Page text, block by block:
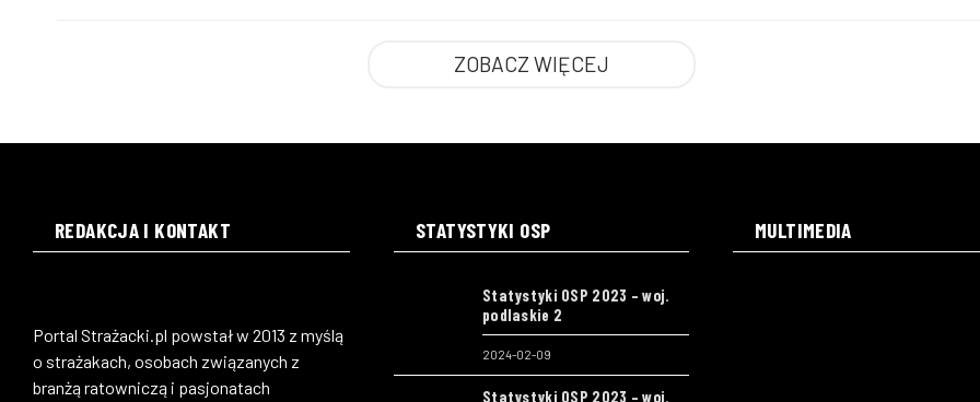
ZOBACZ WIĘCEJ
REDAKCJA I KONTAKT
Portal Strażacki.pl powstał w 2013 z myślą
o strażakach, osobach związanych z
branżą ratowniczą i pasjonatach
STATYSTYKI OSP
Statystyki OSP 2023 – woj.
podlaskie 2
2024-02-09
Statystyki OSP 2023 – woj.
MULTIMEDIA